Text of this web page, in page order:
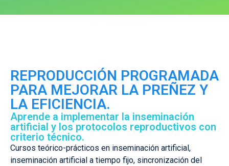
REPRODUCCIÓN PROGRAMADA
PARA MEJORAR LA PREÑEZ Y
LA EFICIENCIA.
Aprende a implementar la inseminación
artificial y los protocolos reproductivos con
criterio técnico.
Cursos teórico-prácticos en inseminación artificial,
inseminación artificial a tiempo fijo, sincronización del